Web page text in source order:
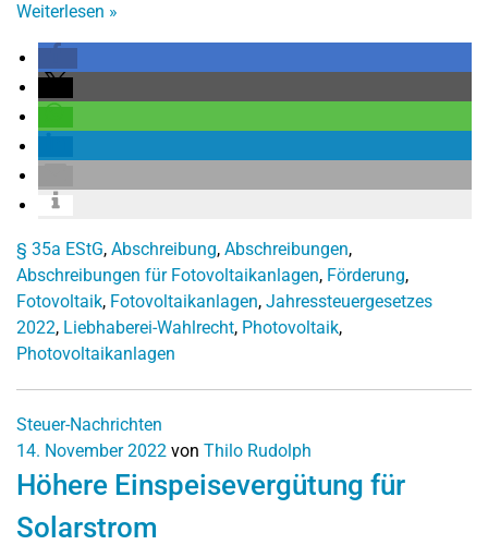
Weiterlesen »
§ 35a EStG, Abschreibung, Abschreibungen,
Abschreibungen für Fotovoltaikanlagen, Förderung,
Fotovoltaik, Fotovoltaikanlagen, Jahressteuergesetzes
2022, Liebhaberei-Wahlrecht, Photovoltaik,
Photovoltaikanlagen
Steuer-Nachrichten
14. November 2022 von Thilo Rudolph
Höhere Einspeisevergütung für
Solarstrom